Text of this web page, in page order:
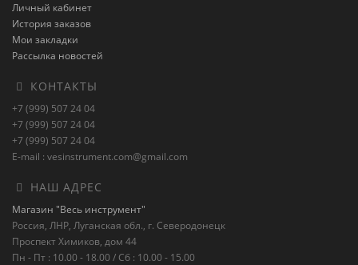
Личный кабинет
История заказов
Мои закладки
Рассылка новостей
КОНТАКТЫ
+7 (999) 507 24 04
+7 (999) 507 24 04
+7 (999) 507 24 04
E-mail : vesinstrument.com@gmail.com
НАШ АДРЕС
Магазин "Весь инструмент"
Россия, ЛНР, Луганская обл., г. Северодонецк
Проспект Химиков, дом 44
Пн - Пт : 10.00 - 18.00 / Сб : 10.00 - 15.00